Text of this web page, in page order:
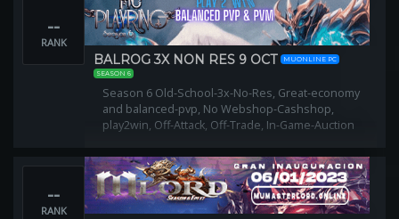
--
RANK
BALROG 3X NON RES 9 OCT
MUONLINE PC
SEASON 6
Season 6 Old-School-3x-No-Res, Great-economy
and balanced-pvp, No Webshop-Cashshop,
play2win, Off-Attack, Off-Trade, In-Game-Auction
--
RANK